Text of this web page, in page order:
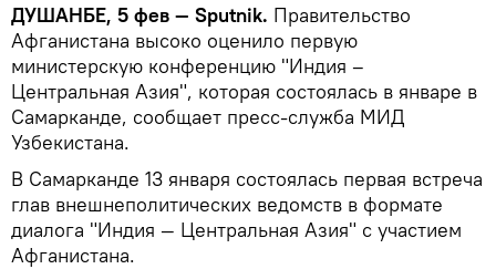
ДУШАНБЕ, 5 фев — Sputnik. Правительство
Афганистана высоко оценило первую
министерскую конференцию "Индия –
Центральная Азия", которая состоялась в январе в
Самарканде, сообщает пресс-служба МИД
Узбекистана.
В Самарканде 13 января состоялась первая встреча
глав внешнеполитических ведомств в формате
диалога "Индия — Центральная Азия" с участием
Афганистана.